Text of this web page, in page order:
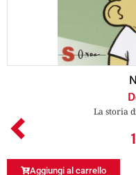
La storia
Aggiungi al carrello